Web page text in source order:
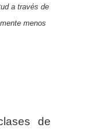
a través de
menos
de